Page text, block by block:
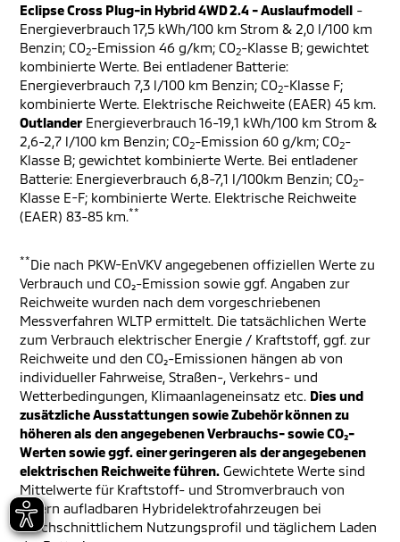
Eclipse Cross Plug-in Hybrid 4WD 2.4 - Auslaufmodell -
Energieverbrauch 17,5 kWh/100 km Strom & 2,0 l/100 km
Benzin; CO2-Emission 46 g/km; CO2-Klasse B; gewichtet
kombinierte Werte. Bei entladener Batterie:
Energieverbrauch 7,3 l/100 km Benzin; CO2-Klasse F;
kombinierte Werte. Elektrische Reichweite (EAER) 45 km.
Outlander Energieverbrauch 16-19,1 kWh/100 km Strom &
2,6-2,7 l/100 km Benzin; CO2-Emission 60 g/km; CO2-
Klasse B; gewichtet kombinierte Werte. Bei entladener
Batterie: Energieverbrauch 6,8-7,1 l/100km Benzin; CO2-
Klasse E-F; kombinierte Werte. Elektrische Reichweite
(EAER) 83-85 km.**
**Die nach PKW-EnVKV angegebenen offiziellen Werte zu
Verbrauch und CO₂-Emission sowie ggf. Angaben zur
Reichweite wurden nach dem vorgeschriebenen
Messverfahren WLTP ermittelt. Die tatsächlichen Werte
zum Verbrauch elektrischer Energie / Kraftstoff, ggf. zur
Reichweite und den CO₂-Emissionen hängen ab von
individueller Fahrweise, Straßen-, Verkehrs- und
Wetterbedingungen, Klimaanlageneinsatz etc. Dies und
zusätzliche Ausstattungen sowie Zubehör können zu
höheren als den angegebenen Verbrauchs- sowie CO₂-
Werten sowie ggf. einer geringeren als der angegebenen
elektrischen Reichweite führen. Gewichtete Werte sind
Mittelwerte für Kraftstoff- und Stromverbrauch von
extern aufladbaren Hybridelektrofahrzeugen bei
durchschnittlichem Nutzungsprofil und täglichem Laden